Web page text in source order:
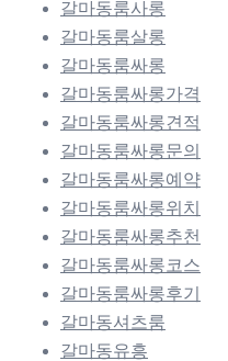
갈마동룸사롱
갈마동룸살롱
갈마동룸싸롱
갈마동룸싸롱가격
갈마동룸싸롱견적
갈마동룸싸롱문의
갈마동룸싸롱예약
갈마동룸싸롱위치
갈마동룸싸롱추천
갈마동룸싸롱코스
갈마동룸싸롱후기
갈마동셔츠룸
갈마동유흥